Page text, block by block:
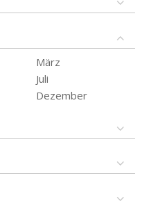
März
Juli
Dezember